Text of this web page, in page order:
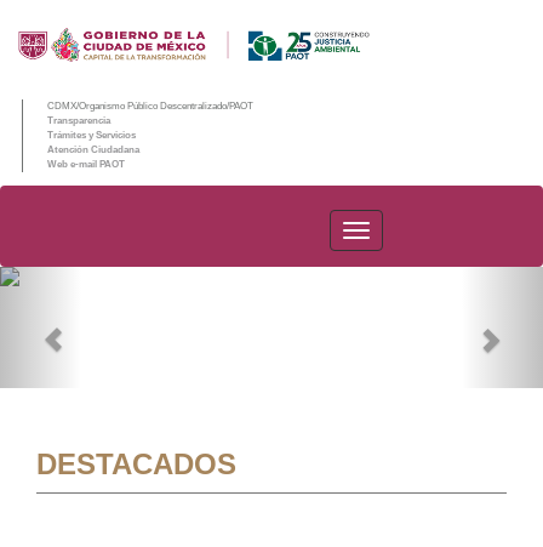
CDMX/Organismo Público Descentralizado/PAOT
Transparencia
Trámites y Servicios
Atención Ciudadana
Web e-mail PAOT
PAOT
DESTACADOS